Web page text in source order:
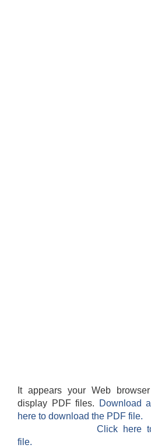
It appears your Web
display PDF files.
Download
here to download the PDF file.
Click here
file.